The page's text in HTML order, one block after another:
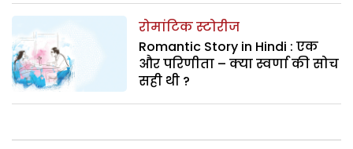
रोमांटिक स्टोरीज
Romantic Story in Hindi : एक
और परिणीता – क्या स्वर्णा की सोच
सही थी ?